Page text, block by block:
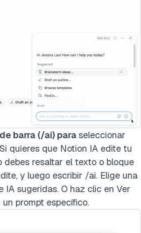
barra (/ai) paraseleccionar
quieres que Notion IA edite tu
debes resaltar el texto o bloque
y luego escribir /ai. Elige una
IA sugeridas. O haz clic en Ver
prompt específico.